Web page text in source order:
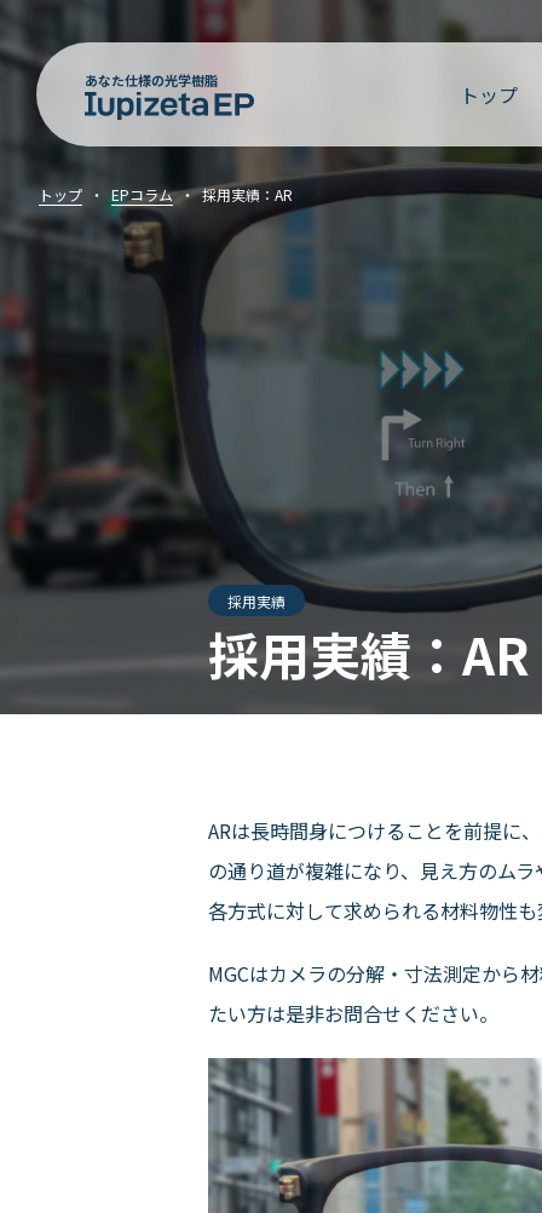
あなた仕様の光学樹脂 トップ
トップ EPコラム 採用実績：AR
採用実績
採用実績：AR
ARは長時間身につけることを前提に
の通り道が複雑になり、見え方のム
各方式に対して求められる材料物性
MGCはカメラの分解・寸法測定から
たい方は是非お問合せください。